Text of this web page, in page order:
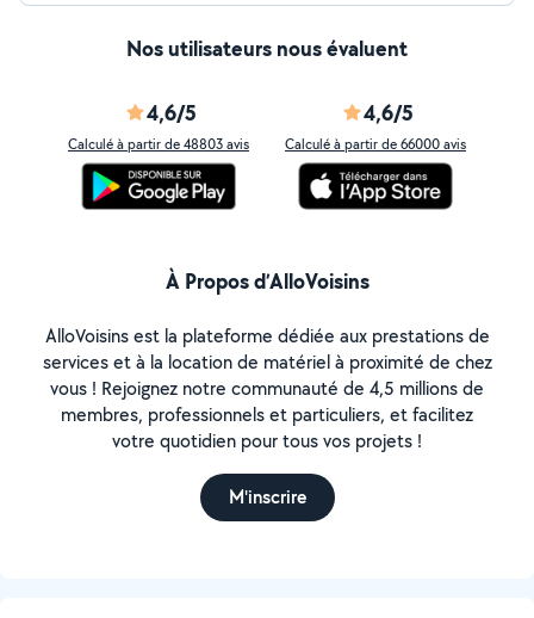
Nos utilisateurs nous évaluent
4,6/5
Calculé à partir de 48803 avis
4,6/5
Calculé à partir de 66000 avis
À Propos d’AlloVoisins
AlloVoisins est la plateforme dédiée aux prestations de
services et à la location de matériel à proximité de chez
vous ! Rejoignez notre communauté de 4,5 millions de
membres, professionnels et particuliers, et facilitez
votre quotidien pour tous vos projets !
M'inscrire